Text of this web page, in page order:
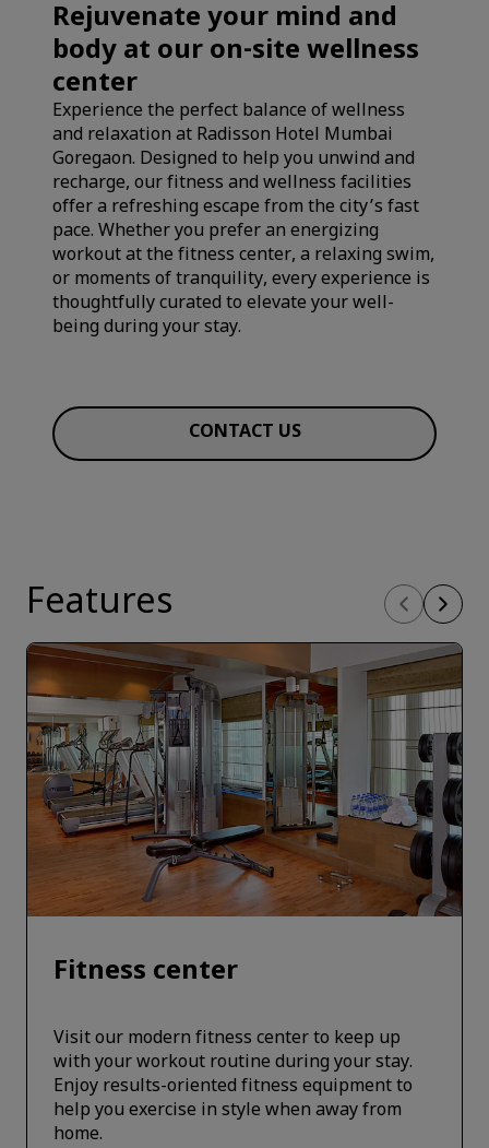
Rejuvenate your mind and
body at our on-site wellness
center
Experience the perfect balance of wellness
and relaxation at Radisson Hotel Mumbai
Goregaon. Designed to help you unwind and
recharge, our fitness and wellness facilities
offer a refreshing escape from the city’s fast
pace. Whether you prefer an energizing
workout at the fitness center, a relaxing swim,
or moments of tranquility, every experience is
thoughtfully curated to elevate your well-
being during your stay.
CONTACT US
Features
Fitness center
Visit our modern fitness center to keep up
with your workout routine during your stay.
Enjoy results-oriented fitness equipment to
help you exercise in style when away from
home.